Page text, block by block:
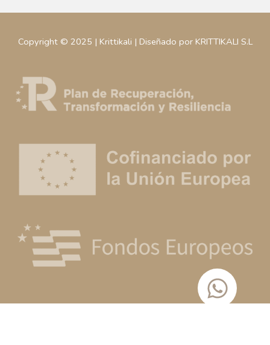
Copyright © 2025 | Krittikali | Diseñado por KRITTIKALI S.L